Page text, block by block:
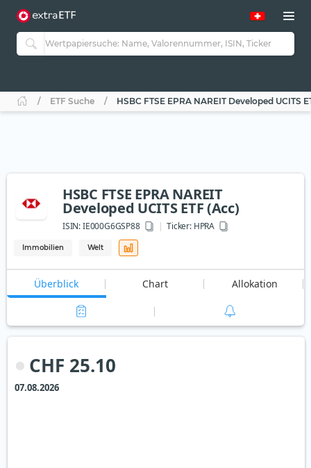
ETF Suche HSBC FTSE EPRA NAREIT Developed UCITS
HSBC FTSE EPRA NAREIT
Developed UCITS ETF (Acc)
ISIN:IE000G6GSP88 Ticker:HPRA
Immobilien Welt
Überblick Chart Allokation
CHF 25.10
07.08.2026